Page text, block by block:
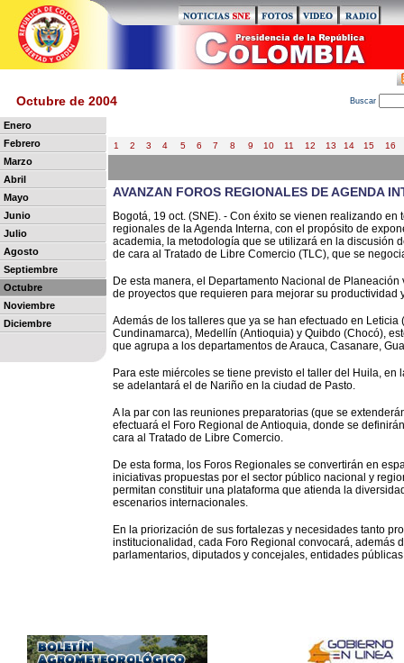
Octubre de 2004 Buscar
Enero
Febrero
Marzo
Abril
Mayo
Junio
Julio
Agosto
Septiembre
Octubre
Noviembre
Diciembre
1 2 3 4 5 6 7 8 9 10 11 12 13 14 15 16
AVANZAN FOROS REGIONALES DE AGENDA
Bogotá, 19 oct. (SNE). - Con éxito se vienen realizando
regionales de la Agenda Interna, con el propósito de
academia, la metodología que se utilizará en la discusión
de cara al Tratado de Libre Comercio (TLC), que se
De esta manera, el Departamento Nacional de
de proyectos que requieren para mejorar su productividad
Además de los talleres que ya se han efectuado en
Cundinamarca), Medellín (Antioquia) y Quibdo (Chocó),
que agrupa a los departamentos de Arauca, Casanare,
Para este miércoles se tiene previsto el taller del Huila,
se adelantará el de Nariño en la ciudad de Pasto.
A la par con las reuniones preparatorias (que se
efectuará el Foro Regional de Antioquia, donde se
cara al Tratado de Libre Comercio.
De esta forma, los Foros Regionales se convertirán en
iniciativas propuestas por el sector público nacional y
permitan constituir una plataforma que atienda la
escenarios internacionales.
En la priorización de sus fortalezas y necesidades tanto
institucionalidad, cada Foro Regional convocará, además
parlamentarios, diputados y concejales, entidades